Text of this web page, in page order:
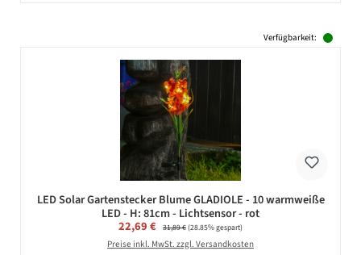
Verfügbarkeit:
LED Solar Gartenstecker Blume GLADIOLE - 10 warmweiße
LED - H: 81cm - Lichtsensor - rot
Verkaufspreis:
22,69 € Regulärer Preis:
31,89 €(28.85% gespart)
Preise inkl. MwSt. zzgl. Versandkosten